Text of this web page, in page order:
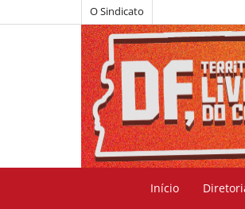
O Sindicato
Início